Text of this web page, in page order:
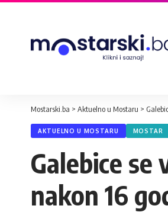
Mostarski.ba > Aktuelno u Mostaru >
AKTUELNO U MOSTARU MOSTAR
Galebice se
nakon 16